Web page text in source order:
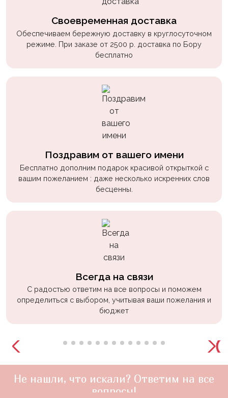
Своевременная доставка
Обеспечиваем бережную доставку в круглосуточном
режиме. При заказе от 2500 р. доставка по Бору
бесплатно
Поздравим от вашего имени
Бесплатно дополним подарок красивой открыткой с
вашим пожеланием : даже несколько искренних слов
бесценны.
Всегда на связи
С радостью ответим на все вопросы и поможем
определиться с выбором, учитывая ваши пожелания и
бюджет
Не нашли, что искали? Ответим на все
вопросы!